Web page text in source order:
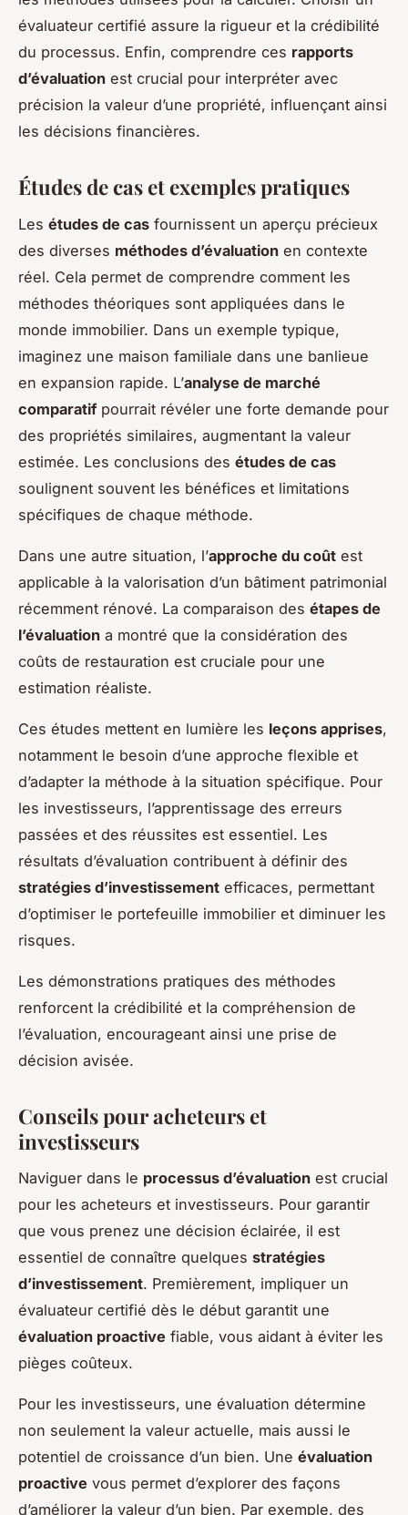
évaluateur certifié assure la rigueur et la crédibilité
du processus. Enfin, comprendre ces rapports
d’évaluation est crucial pour interpréter avec
précision la valeur d’une propriété, influençant ainsi
les décisions financières.
Études de cas et exemples pratiques
Les études de cas fournissent un aperçu précieux
des diverses méthodes d’évaluation en contexte
réel. Cela permet de comprendre comment les
méthodes théoriques sont appliquées dans le
monde immobilier. Dans un exemple typique,
imaginez une maison familiale dans une banlieue
en expansion rapide. L’analyse de marché
comparatifpourrait révéler une forte demande pour
des propriétés similaires, augmentant la valeur
estimée. Les conclusions des études de cas
soulignent souvent les bénéfices et limitations
spécifiques de chaque méthode.
Dans une autre situation, l’approche du coût est
applicable à la valorisation d’un bâtiment patrimonial
récemment rénové. La comparaison des étapes de
l’évaluation a montré que la considération des
coûts de restauration est cruciale pour une
estimation réaliste.
Ces études mettent en lumière les leçons apprises,
notamment le besoin d’une approche flexible et
d’adapter la méthode à la situation spécifique. Pour
les investisseurs, l’apprentissage des erreurs
passées et des réussites est essentiel. Les
résultats d’évaluation contribuent à définir des
stratégies d’investissement efficaces, permettant
d’optimiser le portefeuille immobilier et diminuer les
risques.
Les démonstrations pratiques des méthodes
renforcent la crédibilité et la compréhension de
l’évaluation, encourageant ainsi une prise de
décision avisée.
Conseils pour acheteurs et
investisseurs
Naviguer dans le processus d’évaluation est crucial
pour les acheteurs et investisseurs. Pour garantir
que vous prenez une décision éclairée, il est
essentiel de connaître quelques stratégies
d’investissement. Premièrement, impliquer un
évaluateur certifié dès le début garantit une
évaluation proactive fiable, vous aidant à éviter les
pièges coûteux.
Pour les investisseurs, une évaluation détermine
non seulement la valeur actuelle, mais aussi le
potentiel de croissance d’un bien. Une évaluation
proactive vous permet d’explorer des façons
d’améliorer la valeur d’un bien. Par exemple, des